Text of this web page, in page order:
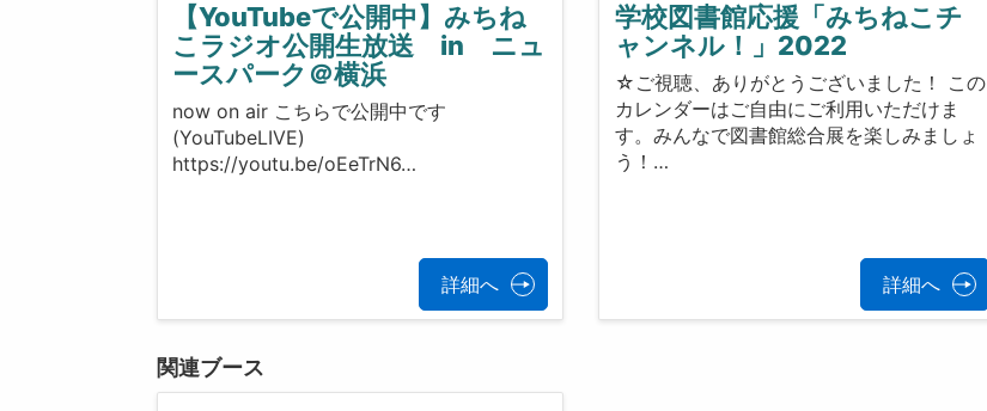
【YouTubeで公開中】みちね
こラジオ公開生放送 in ニュ
ースパーク＠横浜
now on air こちらで公開中です
(YouTubeLIVE)
https://youtu.be/oEeTrN6…
詳細へ
学校図書館応援「みちねこチ
ャンネル！」2022
☆ご視聴、ありがとうございました！ この
カレンダーはご自由にご利用いただけま
す。みんなで図書館総合展を楽しみましょ
う！…
詳細へ
関連ブース